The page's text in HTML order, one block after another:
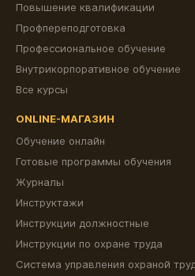
Повышение квалификации
Профпереподготовка
Профессиональное обучение
Внутрикорпоративное обучение
Все курсы
ONLINE-МАГАЗИН
Обучение онлайн
Готовые программы обучения
Журналы
Инструктажи
Инструкции должностные
Инструкции по охране труда
Система управления охраной